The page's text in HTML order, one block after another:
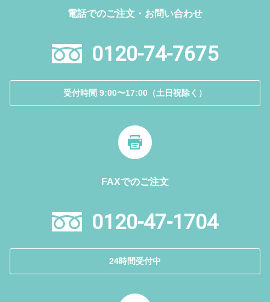
電話でのご注文・お問い合わせ
0120-74-7675
受付時間 9:00〜17:00（土日祝除く）
FAXでのご注文
0120-47-1704
24時間受付中